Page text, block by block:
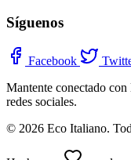
Síguenos
Facebook
Mantente conectado
redes sociales.
© 2026 Eco Italiano.